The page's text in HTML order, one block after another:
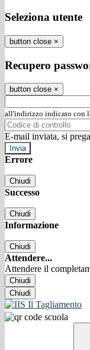
Seleziona utente
button close ×
Recupero
button close ×
all'indirizzo indicato con
E-mail inviata, si
Errore
Chiudi
Successo
Chiudi
Informazione
Chiudi
Attendere...
Attendere il
Chiudi
Chiudi